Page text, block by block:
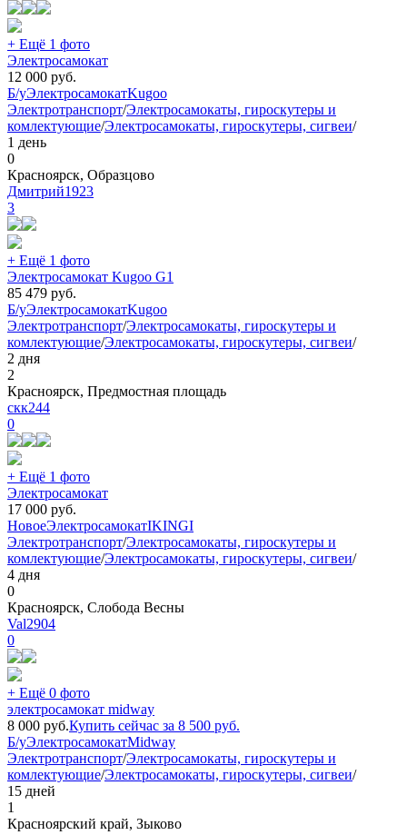
+ Ещё 1 фото
Электросамокат
12 000 руб.
Б/уЭлектросамокатKugoo
Электротранспорт/Электросамокаты, гироскутеры и
комлектующие/Электросамокаты, гироскутеры, сигвеи/
1 день
0
Красноярск, Образцово
Дмитрий1923
3
+ Ещё 1 фото
Электросамокат Kugoo G1
85 479 руб.
Б/уЭлектросамокатKugoo
Электротранспорт/Электросамокаты, гироскутеры и
комлектующие/Электросамокаты, гироскутеры, сигвеи/
2 дня
2
Красноярск, Предмостная площадь
скк244
0
+ Ещё 1 фото
Электросамокат
17 000 руб.
НовоеЭлектросамокатIKINGI
Электротранспорт/Электросамокаты, гироскутеры и
комлектующие/Электросамокаты, гироскутеры, сигвеи/
4 дня
0
Красноярск, Слобода Весны
Val2904
0
+ Ещё 0 фото
электросамокат midway
8 000 руб.Купить сейчас за 8 500 руб.
Б/уЭлектросамокатMidway
Электротранспорт/Электросамокаты, гироскутеры и
комлектующие/Электросамокаты, гироскутеры, сигвеи/
15 дней
1
Красноярский край, Зыково